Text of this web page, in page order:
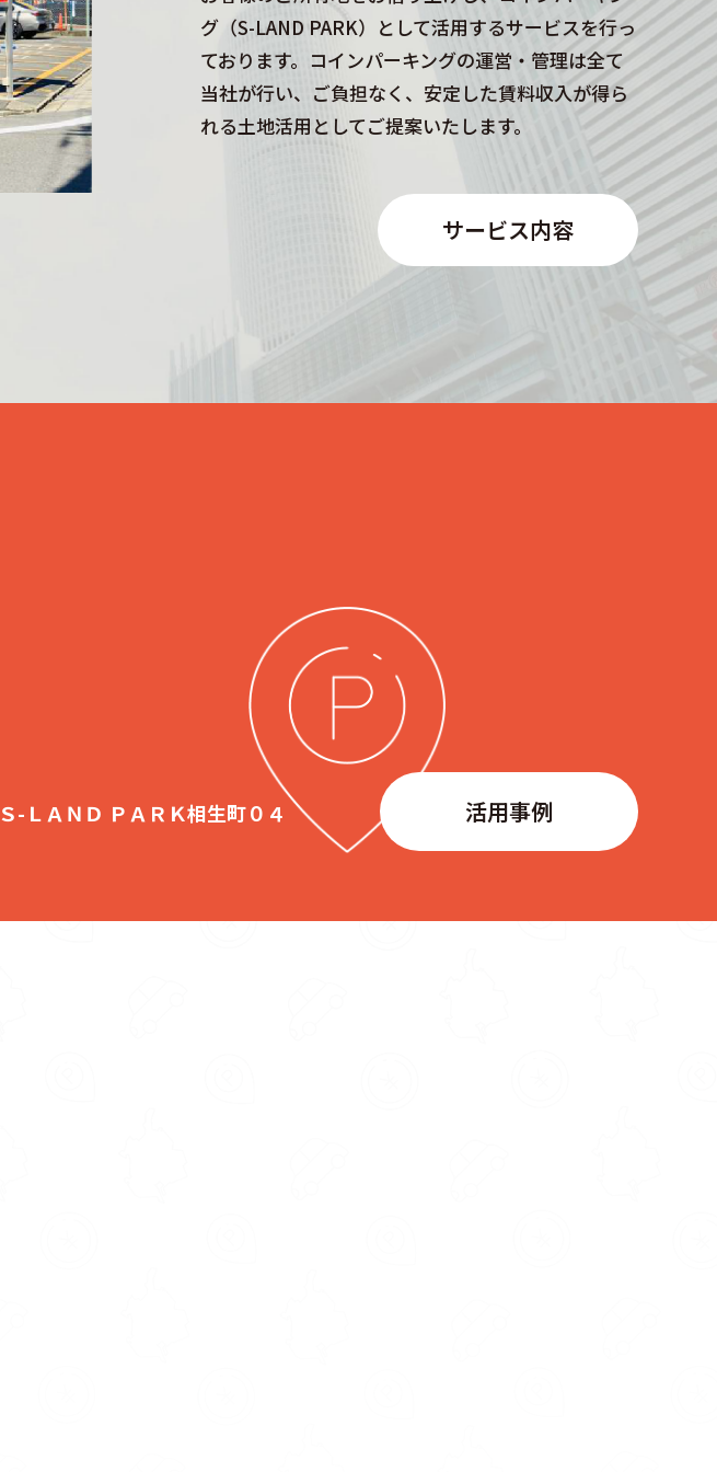
グ（S-LAND PARK）として活用するサービスを行っ
ております。コインパーキングの運営・管理は全て
当社が行い、ご負担なく、安定した賃料収入が得ら
れる土地活用としてご提案いたします。
サービス内容
Ｓ-ＬＡＮＤ ＰＡＲＫ相生町０４ 活用事例